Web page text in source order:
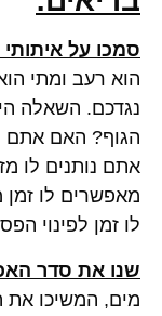
סמכו על
הוא רעב ומתי
נגדכם. השאלה
הגוף? האם אתם
אתם נותנים לו
מאפשרים לו
לו זמן לפינוי
שנו את סדר
מים, המשיכו את